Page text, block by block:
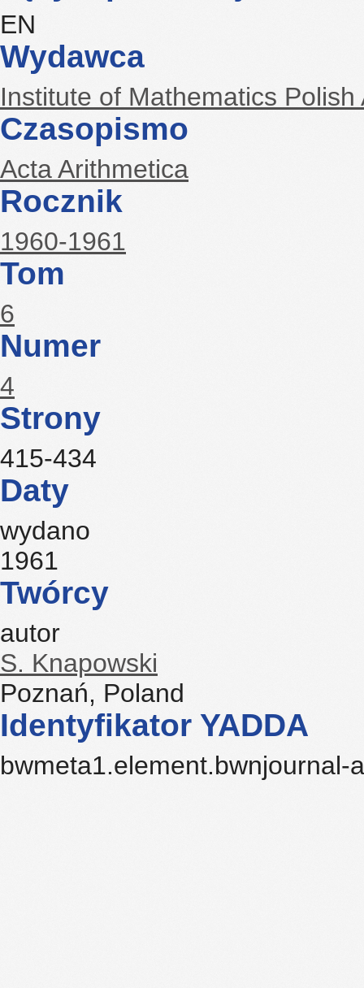
EN
Wydawca
Institute of Mathematics
Czasopismo
Acta Arithmetica
Rocznik
1960-1961
Tom
6
Numer
4
Strony
415-434
Daty
wydano
1961
Twórcy
autor
S. Knapowski
Poznań, Poland
Identyfikator YADDA
bwmeta1.element.bwnjournal-